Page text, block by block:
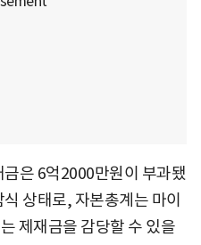
은 6억2000만원이 부과됐
상태로, 자본총계는 마이
제재금을 감당할 수 있을